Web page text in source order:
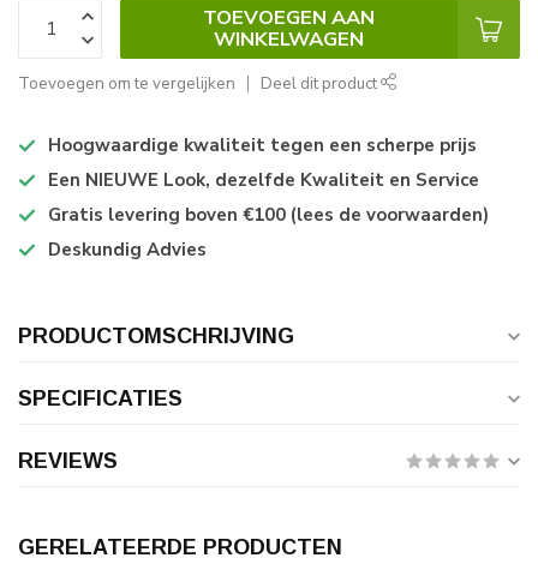
TOEVOEGEN AAN
WINKELWAGEN
Toevoegen om te vergelijken Deel dit product
Hoogwaardige kwaliteit tegen een scherpe prijs
Een NIEUWE Look, dezelfde Kwaliteit en Service
Gratis levering boven €100 (lees de voorwaarden)
Deskundig Advies
PRODUCTOMSCHRIJVING
SPECIFICATIES
REVIEWS
GERELATEERDE PRODUCTEN